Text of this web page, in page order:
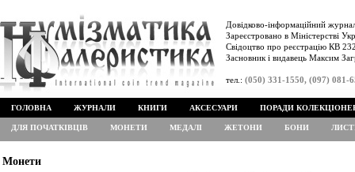
Довідково-інформаційний
Зареєстровано в Міністерстві
Свідоцтво про реєстрацію КВ
Засновник і видавець Максим
тел.: (050) 331-1550, (097) 081-
ГОЛОВНА ЖУРНАЛИ КНИГИ АКСЕСУАРИ ПОРАДИ
ДЛЯ ПОЧАТКІВЦІВ МОНЕТИ МЕДАЛІ ЖЕТОНИ БОНИ
Монети